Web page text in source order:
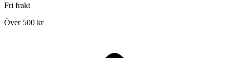
Fri frakt
Över 500 kr